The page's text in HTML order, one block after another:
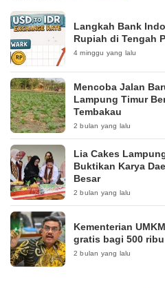
Langkah Bank
Rupiah di Tengah
4 minggu yang lalu
Mencoba Jalan
Lampung Timur
Tembakau
2 bulan yang lalu
Lia Cakes
Buktikan Karya
Besar
2 bulan yang lalu
Kementerian
gratis bagi 500
2 bulan yang lalu